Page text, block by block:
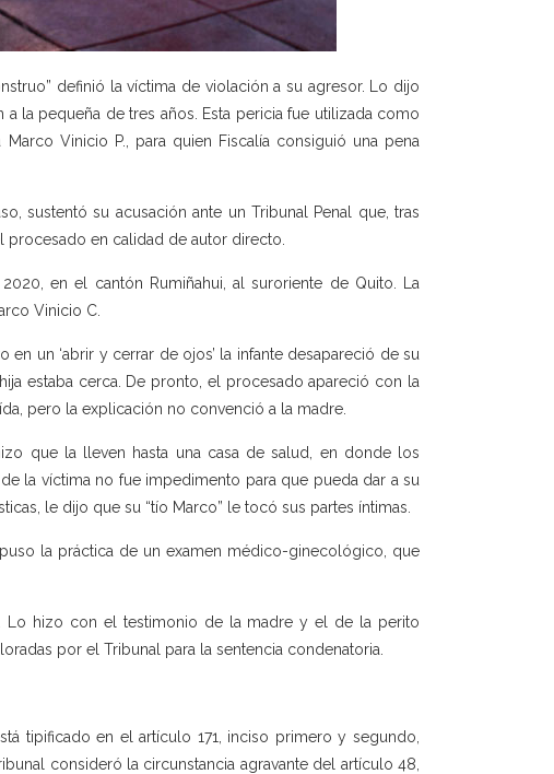
definió la víctima de violación a su agresor. Lo dijo
la pequeña de tres años. Esta pericia fue utilizada como
Vinicio P., para quien Fiscalía consiguió una pena
sustentó su acusación ante un Tribunal Penal que, tras
en calidad de autor directo.
en el cantón Rumiñahui, al suroriente de Quito. La
Vinicio C.
un ‘abrir y cerrar de ojos’ la infante desapareció de su
estaba cerca. De pronto, el procesado apareció con la
pero la explicación no convenció a la madre.
que la lleven hasta una casa de salud, en donde los
la víctima no fue impedimento para que pueda dar a su
le dijo que su “tío Marco” le tocó sus partes íntimas.
la práctica de un examen médico-ginecológico, que
Lo hizo con el testimonio de la madre y el de la perito
por el Tribunal para la sentencia condenatoria.
tipificado en el artículo 171, inciso primero y segundo,
consideró la circunstancia agravante del artículo 48,